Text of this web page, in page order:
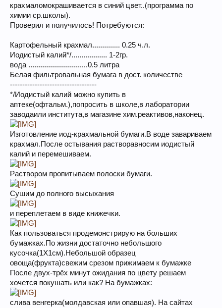
крахмаломокрашивается в синий цвет..(программа по
химии ср.школы).
Проверил и получилось! Потребуются:
Картофельный крахмал.............. 0.25 ч.л.
Иодистый калий*/.................. 1-2гр.
вода ..............................0.5 литра
Белая фильтровальная бумага в дост. количестве
-----------------------------------
*/Иодистый калий можно купить в
аптеке(офтальм.),попросить в школе,в лаборатории
заводаили института,в магазине хим.реактивов,наконец.
Изготовление иод-крахмальной бумаги.В воде завариваем
крахмал.После остывания растворавносим иодистый
калий и перемешиваем.
Раствором пропитываем полоски бумаги.
Сушим до полного высыхания
и переплетаем в виде книжечки.
Как пользоваться продемонстрирую на больших
бумажках.По жизни достаточно небольшого
кусочка(1Х1см).Небольшой образец
овоща(фрукта)свежим срезом прижимаем к бумажке
После двух-трёх минут ожидания по цвету решаем
хочется покушать или как? На бумажках:
слива венгерка(молдавская или опавшая). На сайтах